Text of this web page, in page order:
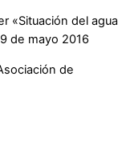
«Situación del agua
de mayo 2016